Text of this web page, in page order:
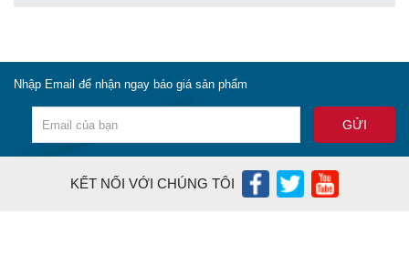
Nhập Email để nhận ngay báo giá sản phẩm
KẾT NỐI VỚI CHÚNG TÔI